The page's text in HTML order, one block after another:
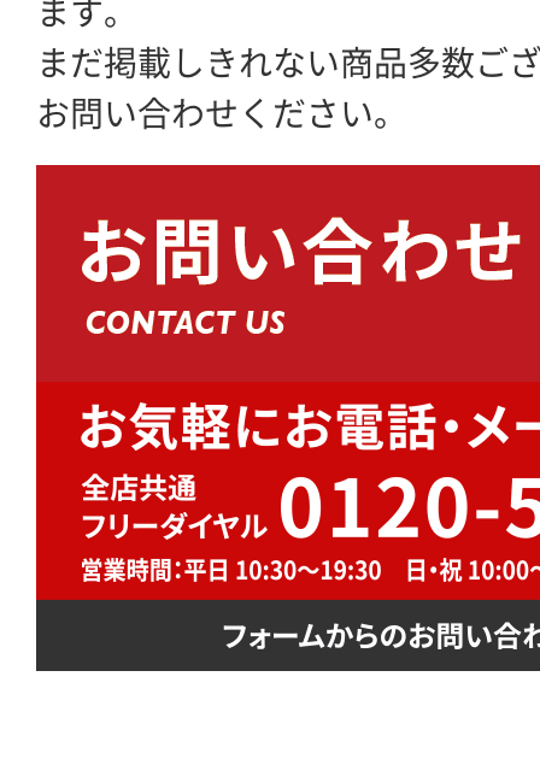
ます。
まだ掲載しきれない商品多数ご
お問い合わせください。